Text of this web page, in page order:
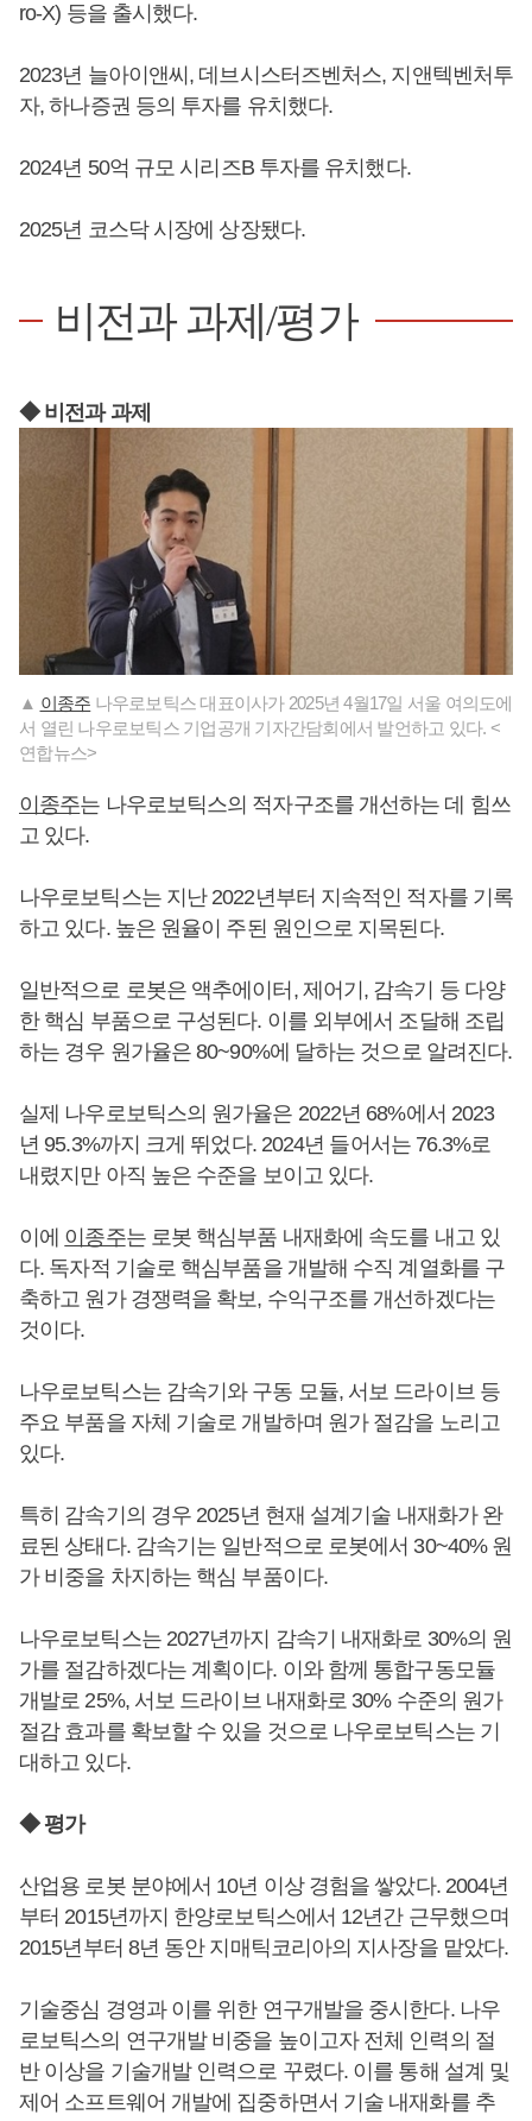
ro-X) 등을 출시했다.
2023년 늘아이앤씨, 데브시스터즈벤처스, 지앤텍벤처투
자, 하나증권 등의 투자를 유치했다.
2024년 50억 규모 시리즈B 투자를 유치했다.
2025년 코스닥 시장에 상장됐다.
비전과 과제/평가
◆ 비전과 과제
▲ 이종주 나우로보틱스 대표이사가 2025년 4월17일 서울 여의도에
서 열린 나우로보틱스 기업공개 기자간담회에서 발언하고 있다. <
연합뉴스>
이종주는 나우로보틱스의 적자구조를 개선하는 데 힘쓰
고 있다.
나우로보틱스는 지난 2022년부터 지속적인 적자를 기록
하고 있다. 높은 원율이 주된 원인으로 지목된다.
일반적으로 로봇은 액추에이터, 제어기, 감속기 등 다양
한 핵심 부품으로 구성된다. 이를 외부에서 조달해 조립
하는 경우 원가율은 80~90%에 달하는 것으로 알려진다.
실제 나우로보틱스의 원가율은 2022년 68%에서 2023
년 95.3%까지 크게 뛰었다. 2024년 들어서는 76.3%로
내렸지만 아직 높은 수준을 보이고 있다.
이에 이종주는 로봇 핵심부품 내재화에 속도를 내고 있
다. 독자적 기술로 핵심부품을 개발해 수직 계열화를 구
축하고 원가 경쟁력을 확보, 수익구조를 개선하겠다는
것이다.
나우로보틱스는 감속기와 구동 모듈, 서보 드라이브 등
주요 부품을 자체 기술로 개발하며 원가 절감을 노리고
있다.
특히 감속기의 경우 2025년 현재 설계기술 내재화가 완
료된 상태다. 감속기는 일반적으로 로봇에서 30~40% 원
가 비중을 차지하는 핵심 부품이다.
나우로보틱스는 2027년까지 감속기 내재화로 30%의 원
가를 절감하겠다는 계획이다. 이와 함께 통합구동모듈
개발로 25%, 서보 드라이브 내재화로 30% 수준의 원가
절감 효과를 확보할 수 있을 것으로 나우로보틱스는 기
대하고 있다.
◆ 평가
산업용 로봇 분야에서 10년 이상 경험을 쌓았다. 2004년
부터 2015년까지 한양로보틱스에서 12년간 근무했으며
2015년부터 8년 동안 지매틱코리아의 지사장을 맡았다.
기술중심 경영과 이를 위한 연구개발을 중시한다. 나우
로보틱스의 연구개발 비중을 높이고자 전체 인력의 절
반 이상을 기술개발 인력으로 꾸렸다. 이를 통해 설계 및
제어 소프트웨어 개발에 집중하면서 기술 내재화를 추